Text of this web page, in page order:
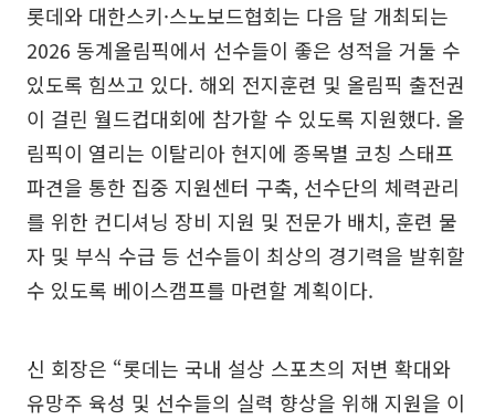
롯데와 대한스키·스노보드협회는 다음 달 개최되는
2026 동계올림픽에서 선수들이 좋은 성적을 거둘 수
있도록 힘쓰고 있다. 해외 전지훈련 및 올림픽 출전권
이 걸린 월드컵대회에 참가할 수 있도록 지원했다. 올
림픽이 열리는 이탈리아 현지에 종목별 코칭 스태프
파견을 통한 집중 지원센터 구축, 선수단의 체력관리
를 위한 컨디셔닝 장비 지원 및 전문가 배치, 훈련 물
자 및 부식 수급 등 선수들이 최상의 경기력을 발휘할
수 있도록 베이스캠프를 마련할 계획이다.
신 회장은 “롯데는 국내 설상 스포츠의 저변 확대와
유망주 육성 및 선수들의 실력 향상을 위해 지원을 이